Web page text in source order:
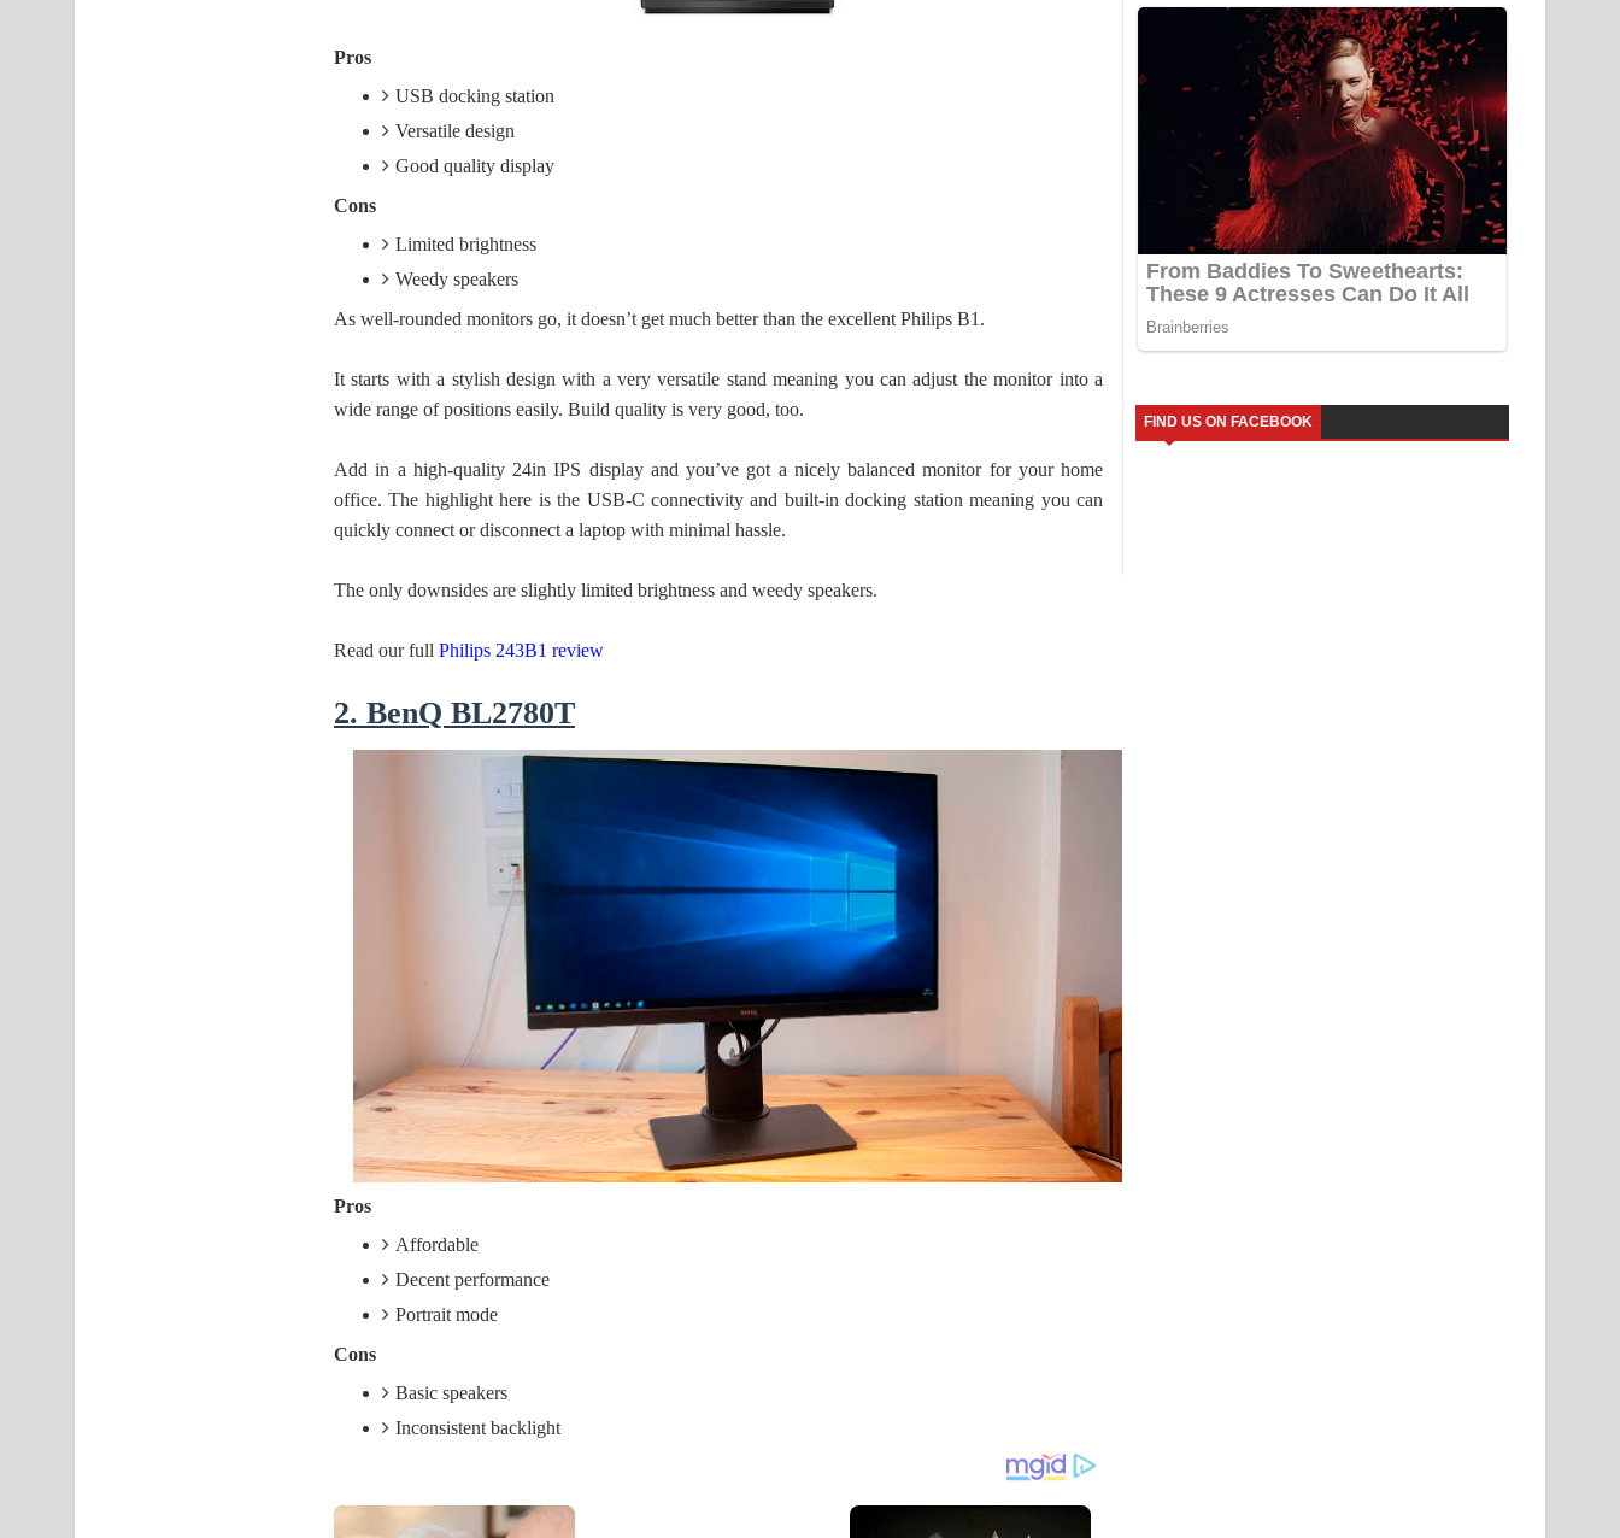
Pros
USB docking station
Versatile design
Good quality display
Cons
Limited brightness
Weedy speakers
As well-rounded monitors go, it doesn’t get much better than the excellent Philips B1.
It starts with a stylish design with a very versatile stand meaning you can adjust the monitor into a
wide range of positions easily. Build quality is very good, too.
Add in a high-quality 24in IPS display and you’ve got a nicely balanced monitor for your home
office. The highlight here is the USB-C connectivity and built-in docking station meaning you can
quickly connect or disconnect a laptop with minimal hassle.
The only downsides are slightly limited brightness and weedy speakers.
Read our full Philips 243B1 review
2. BenQ BL2780T
Pros
Affordable
Decent performance
Portrait mode
Cons
Basic speakers
Inconsistent backlight
FIND US ON FACEBOOK